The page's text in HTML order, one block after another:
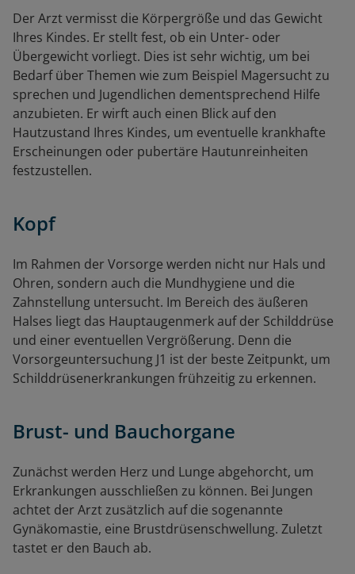
Der Arzt vermisst die Körpergröße und das Gewicht
Ihres Kindes. Er stellt fest, ob ein Unter- oder
Übergewicht vorliegt. Dies ist sehr wichtig, um bei
Bedarf über Themen wie zum Beispiel Magersucht zu
sprechen und Jugendlichen dementsprechend Hilfe
anzubieten. Er wirft auch einen Blick auf den
Hautzustand Ihres Kindes, um eventuelle krankhafte
Erscheinungen oder pubertäre Hautunreinheiten
festzustellen.
Kopf
Im Rahmen der Vorsorge werden nicht nur Hals und
Ohren, sondern auch die Mundhygiene und die
Zahnstellung untersucht. Im Bereich des äußeren
Halses liegt das Hauptaugenmerk auf der Schilddrüse
und einer eventuellen Vergrößerung. Denn die
Vorsorgeuntersuchung J1 ist der beste Zeitpunkt, um
Schilddrüsenerkrankungen frühzeitig zu erkennen.
Brust- und Bauchorgane
Zunächst werden Herz und Lunge abgehorcht, um
Erkrankungen ausschließen zu können. Bei Jungen
achtet der Arzt zusätzlich auf die sogenannte
Gynäkomastie, eine Brustdrüsenschwellung. Zuletzt
tastet er den Bauch ab.